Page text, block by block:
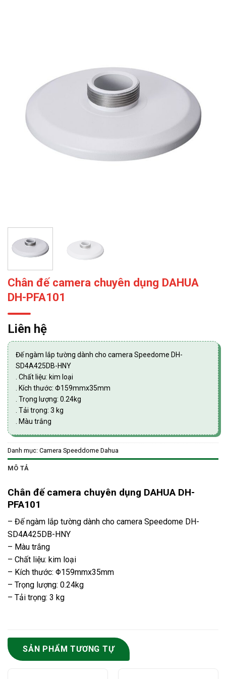
Chân đế camera chuyên dụng DAHUA
DH-PFA101
Liên hệ
Đế ngàm lắp tường dành cho camera Speedome DH-
SD4A425DB-HNY
. Chất liệu: kim loại
. Kích thước: Φ159mmx35mm
. Trọng lượng: 0.24kg
. Tải trọng: 3 kg
. Màu trắng
Danh mục: Camera Speeddome Dahua
MÔ TẢ
Chân đế camera chuyên dụng DAHUA DH-
PFA101
– Đế ngàm lắp tường dành cho camera Speedome DH-
SD4A425DB-HNY
– Màu trắng
– Chất liệu: kim loại
– Kích thước: Φ159mmx35mm
– Trọng lượng: 0.24kg
– Tải trọng: 3 kg
SẢN PHẨM TƯƠNG TỰ